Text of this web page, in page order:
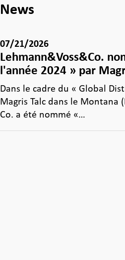
News
07/21/2026
Lehmann&Voss&Co.
l'année 2024 » par
Dans le cadre du « Global
Magris Talc dans le Montana
Co. a été nommé «…